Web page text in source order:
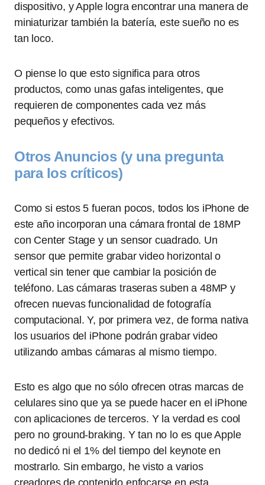
dispositivo, y Apple logra encontrar una manera de
miniaturizar también la batería, este sueño no es
tan loco.
O piense lo que esto significa para otros
productos, como unas gafas inteligentes, que
requieren de componentes cada vez más
pequeños y efectivos.
Otros Anuncios (y una pregunta
para los críticos)
Como si estos 5 fueran pocos, todos los iPhone de
este año incorporan una cámara frontal de 18MP
con Center Stage y un sensor cuadrado. Un
sensor que permite grabar video horizontal o
vertical sin tener que cambiar la posición de
teléfono. Las cámaras traseras suben a 48MP y
ofrecen nuevas funcionalidad de fotografía
computacional. Y, por primera vez, de forma nativa
los usuarios del iPhone podrán grabar video
utilizando ambas cámaras al mismo tiempo.
Esto es algo que no sólo ofrecen otras marcas de
celulares sino que ya se puede hacer en el iPhone
con aplicaciones de terceros. Y la verdad es cool
pero no ground-braking. Y tan no lo es que Apple
no dedicó ni el 1% del tiempo del keynote en
mostrarlo. Sin embargo, he visto a varios
creadores de contenido enfocarse en esta